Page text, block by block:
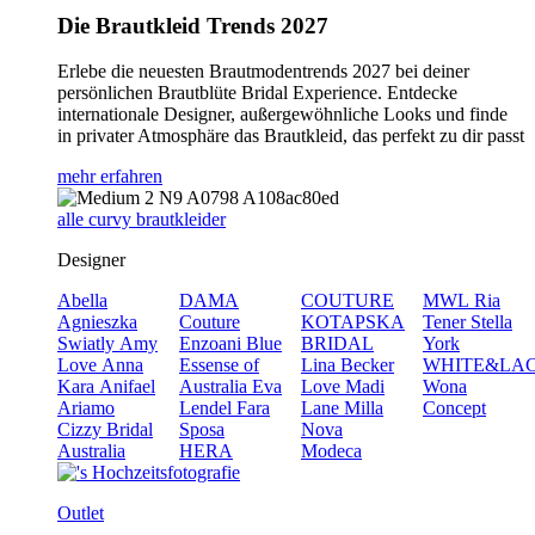
Die Brautkleid Trends 2027
Erlebe die neuesten Brautmodentrends 2027 bei deiner
persönlichen Brautblüte Bridal Experience. Entdecke
internationale Designer, außergewöhnliche Looks und finde
in privater Atmosphäre das Brautkleid, das perfekt zu dir passt
mehr erfahren
alle curvy brautkleider
Designer
Abella
Agnieszka
Swiatly Amy
Love Anna
Kara Anifael
Ariamo
Cizzy Bridal
Australia
DAMA
Couture
Enzoani Blue
Essense of
Australia Eva
Lendel Fara
Sposa
HERA
COUTURE
KOTAPSKA
BRIDAL
Lina Becker
Love Madi
Lane Milla
Nova
Modeca
MWL Ria
Tener Stella
York
Wona
Concept
Outlet